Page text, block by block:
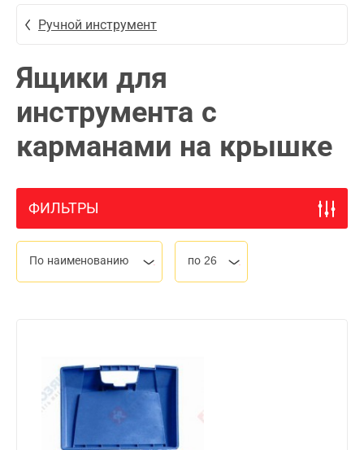
Ручной инструмент
Ящики для
инструмента с
карманами на крышке
ФИЛЬТРЫ
По наименованию по 26